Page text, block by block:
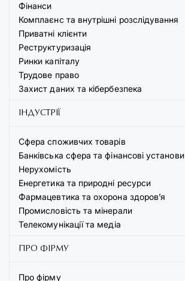
Фінанси
Комплаєнс та внутрішні розслідування
Приватні клієнти
Реструктуризація
Ринки капіталу
Трудове право
Захист даних та кібербезпека
ІНДУСТРІЇ
Сфера споживчих товарів
Банківська сфера та фінансові установи
Нерухомість
Енергетика та природні ресурси
Фармацевтика та охорона здоров’я
Промисловість та мінерали
Телекомунікації та медіа
ПРО ФІРМУ
Про фірму